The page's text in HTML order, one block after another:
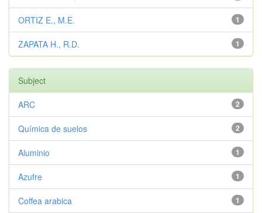
1
ORTIZ E., M.E.
1
ZAPATA H., R.D.
Subject
2
ARC
2
Química de suelos
1
Aluminio
1
Azufre
1
Coffea arabica